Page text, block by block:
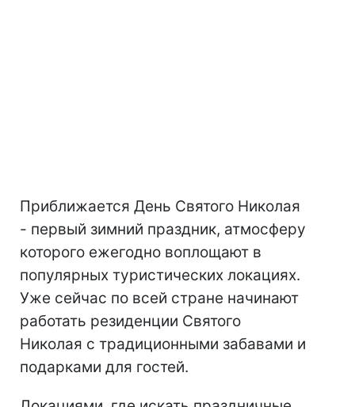
Приближается День Святого Николая
- первый зимний праздник, атмосферу
которого ежегодно воплощают в
популярных туристических локациях.
Уже сейчас по всей стране начинают
работать резиденции Святого
Николая с традиционными забавами и
подарками для гостей.